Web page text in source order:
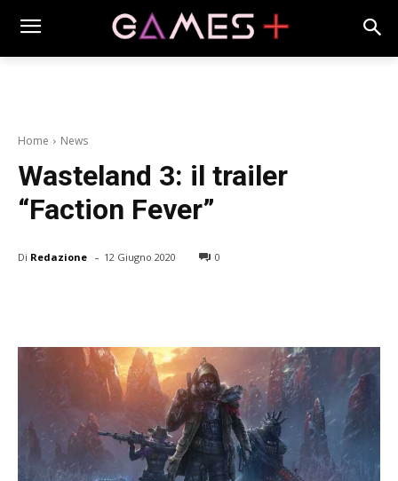
Home News
Wasteland 3: il trailer
“Faction Fever”
Di Redazione - 12 Giugno 2020 0